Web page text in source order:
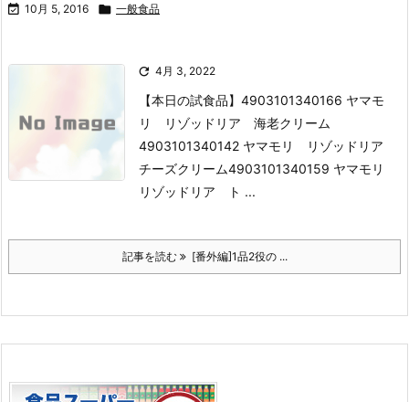
 10月 5, 2016  一般食品
 4月 3, 2022
【本日の試食品】 4903101340166 ヤマモ
リ リゾッドリア 海老クリーム
4903101340142 ヤマモリ リゾッドリア
チーズクリーム4903101340159 ヤマモリ
リゾッドリア ト ...
記事を読む [番外編]1品2役の ...